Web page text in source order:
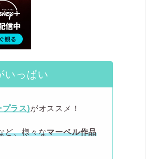
いっぱい
ラス)がオススメ！
ど、様々なマーベル作品